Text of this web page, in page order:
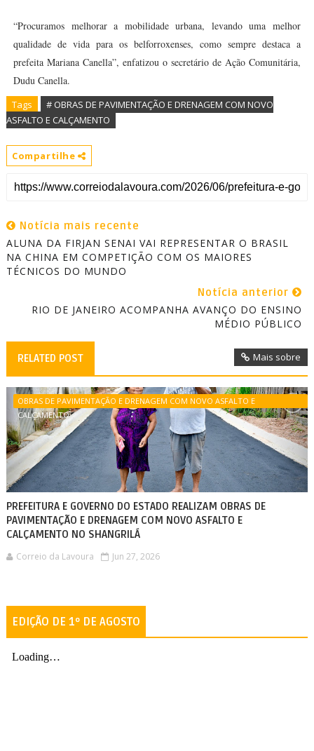
“Procuramos melhorar a mobilidade urbana, levando uma melhor
qualidade de vida para os belforroxenses, como sempre destaca a
prefeita Mariana Canella”, enfatizou o secretário de Ação Comunitária,
Dudu Canella.
Tags
# OBRAS DE PAVIMENTAÇÃO E DRENAGEM COM NOVO
ASFALTO E CALÇAMENTO
Compartilhe
Notícia mais recente
ALUNA DA FIRJAN SENAI VAI REPRESENTAR O BRASIL
NA CHINA EM COMPETIÇÃO COM OS MAIORES
TÉCNICOS DO MUNDO
Notícia anterior
RIO DE JANEIRO ACOMPANHA AVANÇO DO ENSINO
MÉDIO PÚBLICO
RELATED POST Mais sobre
OBRAS DE PAVIMENTAÇÃO E DRENAGEM COM NOVO ASFALTO E
CALÇAMENTO
PREFEITURA E GOVERNO DO ESTADO REALIZAM OBRAS DE
PAVIMENTAÇÃO E DRENAGEM COM NOVO ASFALTO E
CALÇAMENTO NO SHANGRILÁ
Correio da Lavoura Jun 27, 2026
EDIÇÃO DE 1º DE AGOSTO